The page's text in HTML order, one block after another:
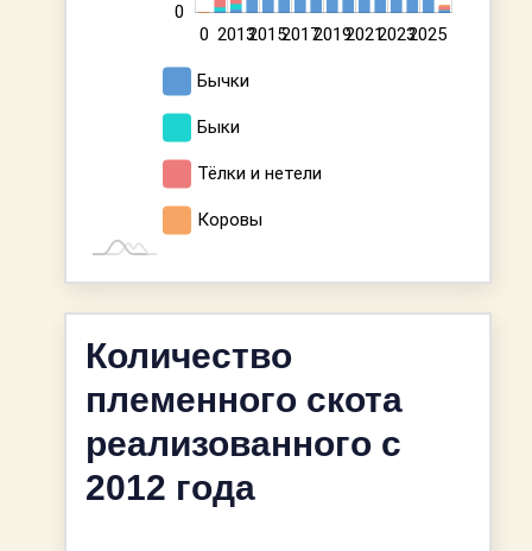
0
L
0
2012 2013
2014 2015
2016 2017
2018 2019
2020 2021
2022 2023
2024 2025
2026
Бычки
Быки
Тёлки и нетели
Коровы
Количество
племенного скота
реализованного с
2012 года